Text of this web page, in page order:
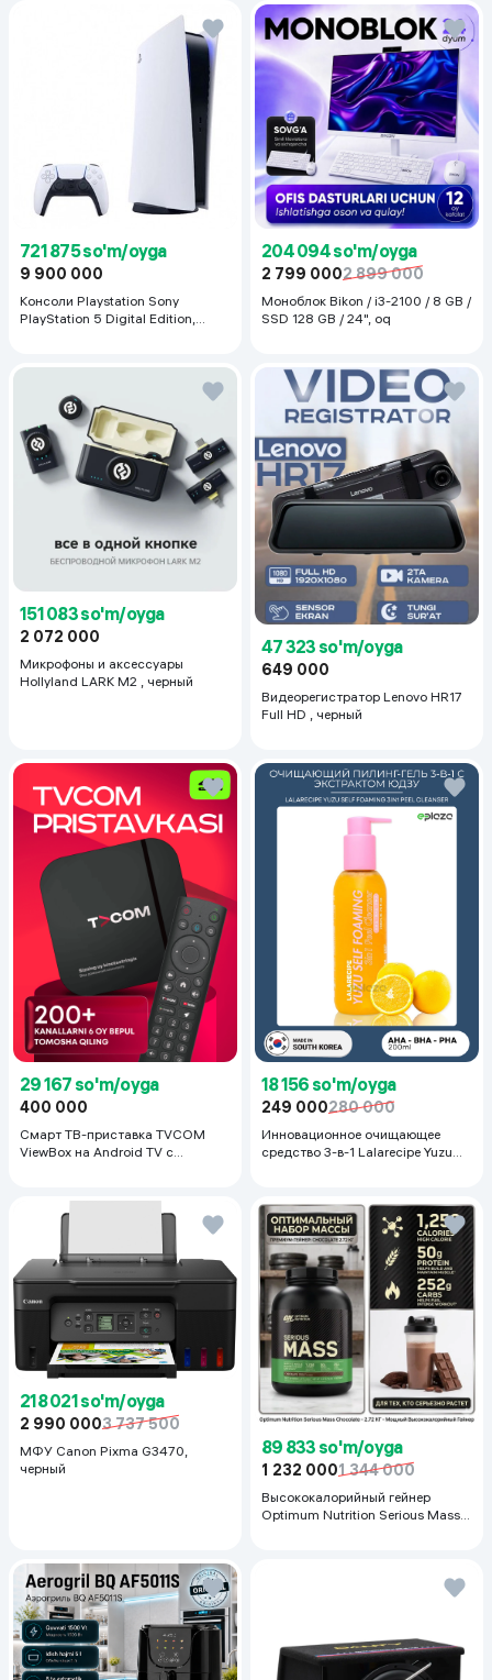
721 875 so'm/oyga
9 900 000
Консоли Playstation Sony
PlayStation 5 Digital Edition,
204 094 so'm/oyga
2 799 0002 899 000
Моноблок Bikon / i3-2100 / 8 GB /
SSD 128 GB / 24", oq
151 083 so'm/oyga
2 072 000
Микрофоны и аксессуары
Hollyland LARK M2 , черный
47 323 so'm/oyga
649 000
Видеорегистратор Lenovo HR17
Full HD , черный
29 167 so'm/oyga
400 000
Смарт ТВ-приставка TVCOM
ViewBox на Android TV с
18 156 so'm/oyga
249 000280 000
Инновационное очищающее
средство 3-в-1 Lalarecipe Yuzu
218 021 so'm/oyga
2 990 0003 737 500
МФУ Canon Pixma G3470,
черный
89 833 so'm/oyga
1 232 0001 344 000
Высококалорийный гейнер
Optimum Nutrition Serious Mass,